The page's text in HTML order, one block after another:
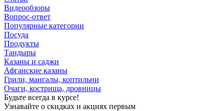
Видеообзоры
Вопрос-ответ
Популярные категории
Посуда
Продукты
Тандыры
Казаны и саджи
Афганские казаны
Грили, мангалы, коптильни
Очаги, кострища, дровницы
Будьте всегда в курсе!
Узнавайте о скидках и акциях первым